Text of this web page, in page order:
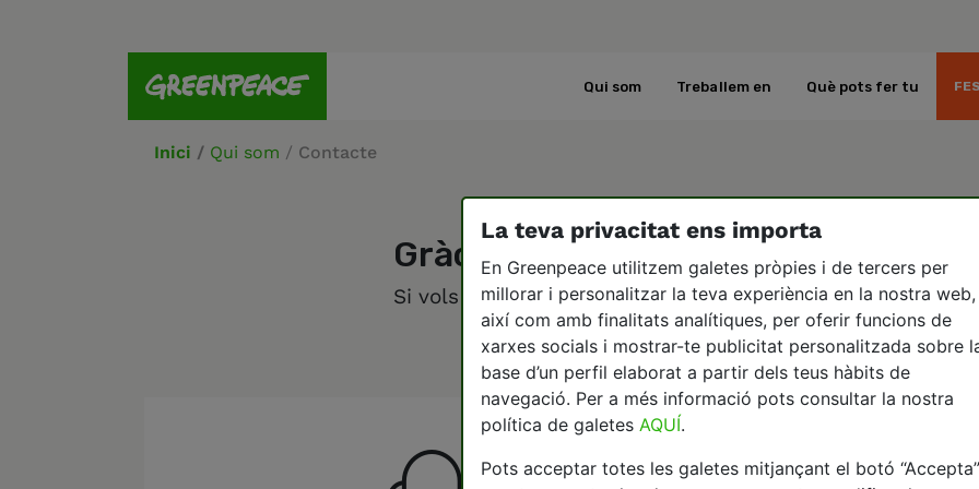
Qui som Treballem en Què pots fer tu
Inici / Qui som / Contacte
Gràcies per interessar-te en
Si vols contactar amb nosaltres ho pots fer de diverses
La teva privacitat ens importa
En Greenpeace utilitzem galetes pròpies i de tercers per
millorar i personalitzar la teva experiència en la nostra web,
així com amb finalitats analítiques, per oferir funcions de
xarxes socials i mostrar-te publicitat personalitzada sobre
base d’un perfil elaborat a partir dels teus hàbits de
navegació. Per a més informació pots consultar la nostra
política de galetes AQUÍ.
Pots acceptar totes les galetes mitjançant el botó “Accepta”